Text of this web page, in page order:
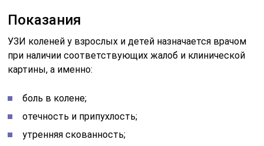
Показания
УЗИ коленей у взрослых и детей назначается врачом
при наличии соответствующих жалоб и клинической
картины, а именно:
боль в колене;
отечность и припухлость;
утренняя скованность;